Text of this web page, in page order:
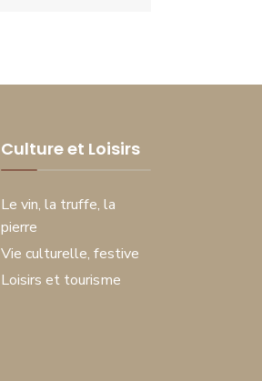
Culture et Loisirs
Le vin, la truffe, la
pierre
Vie culturelle, festive
Loisirs et tourisme